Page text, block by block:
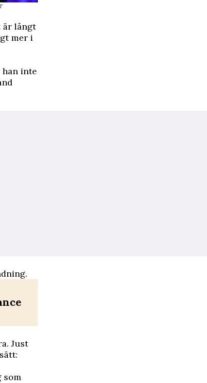
är långt
mer i
han inte
Just
som